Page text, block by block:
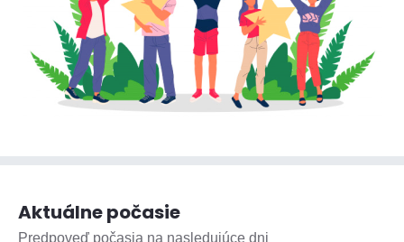
Aktuálne počasie
Predpoveď počasia na nasledujúce dni